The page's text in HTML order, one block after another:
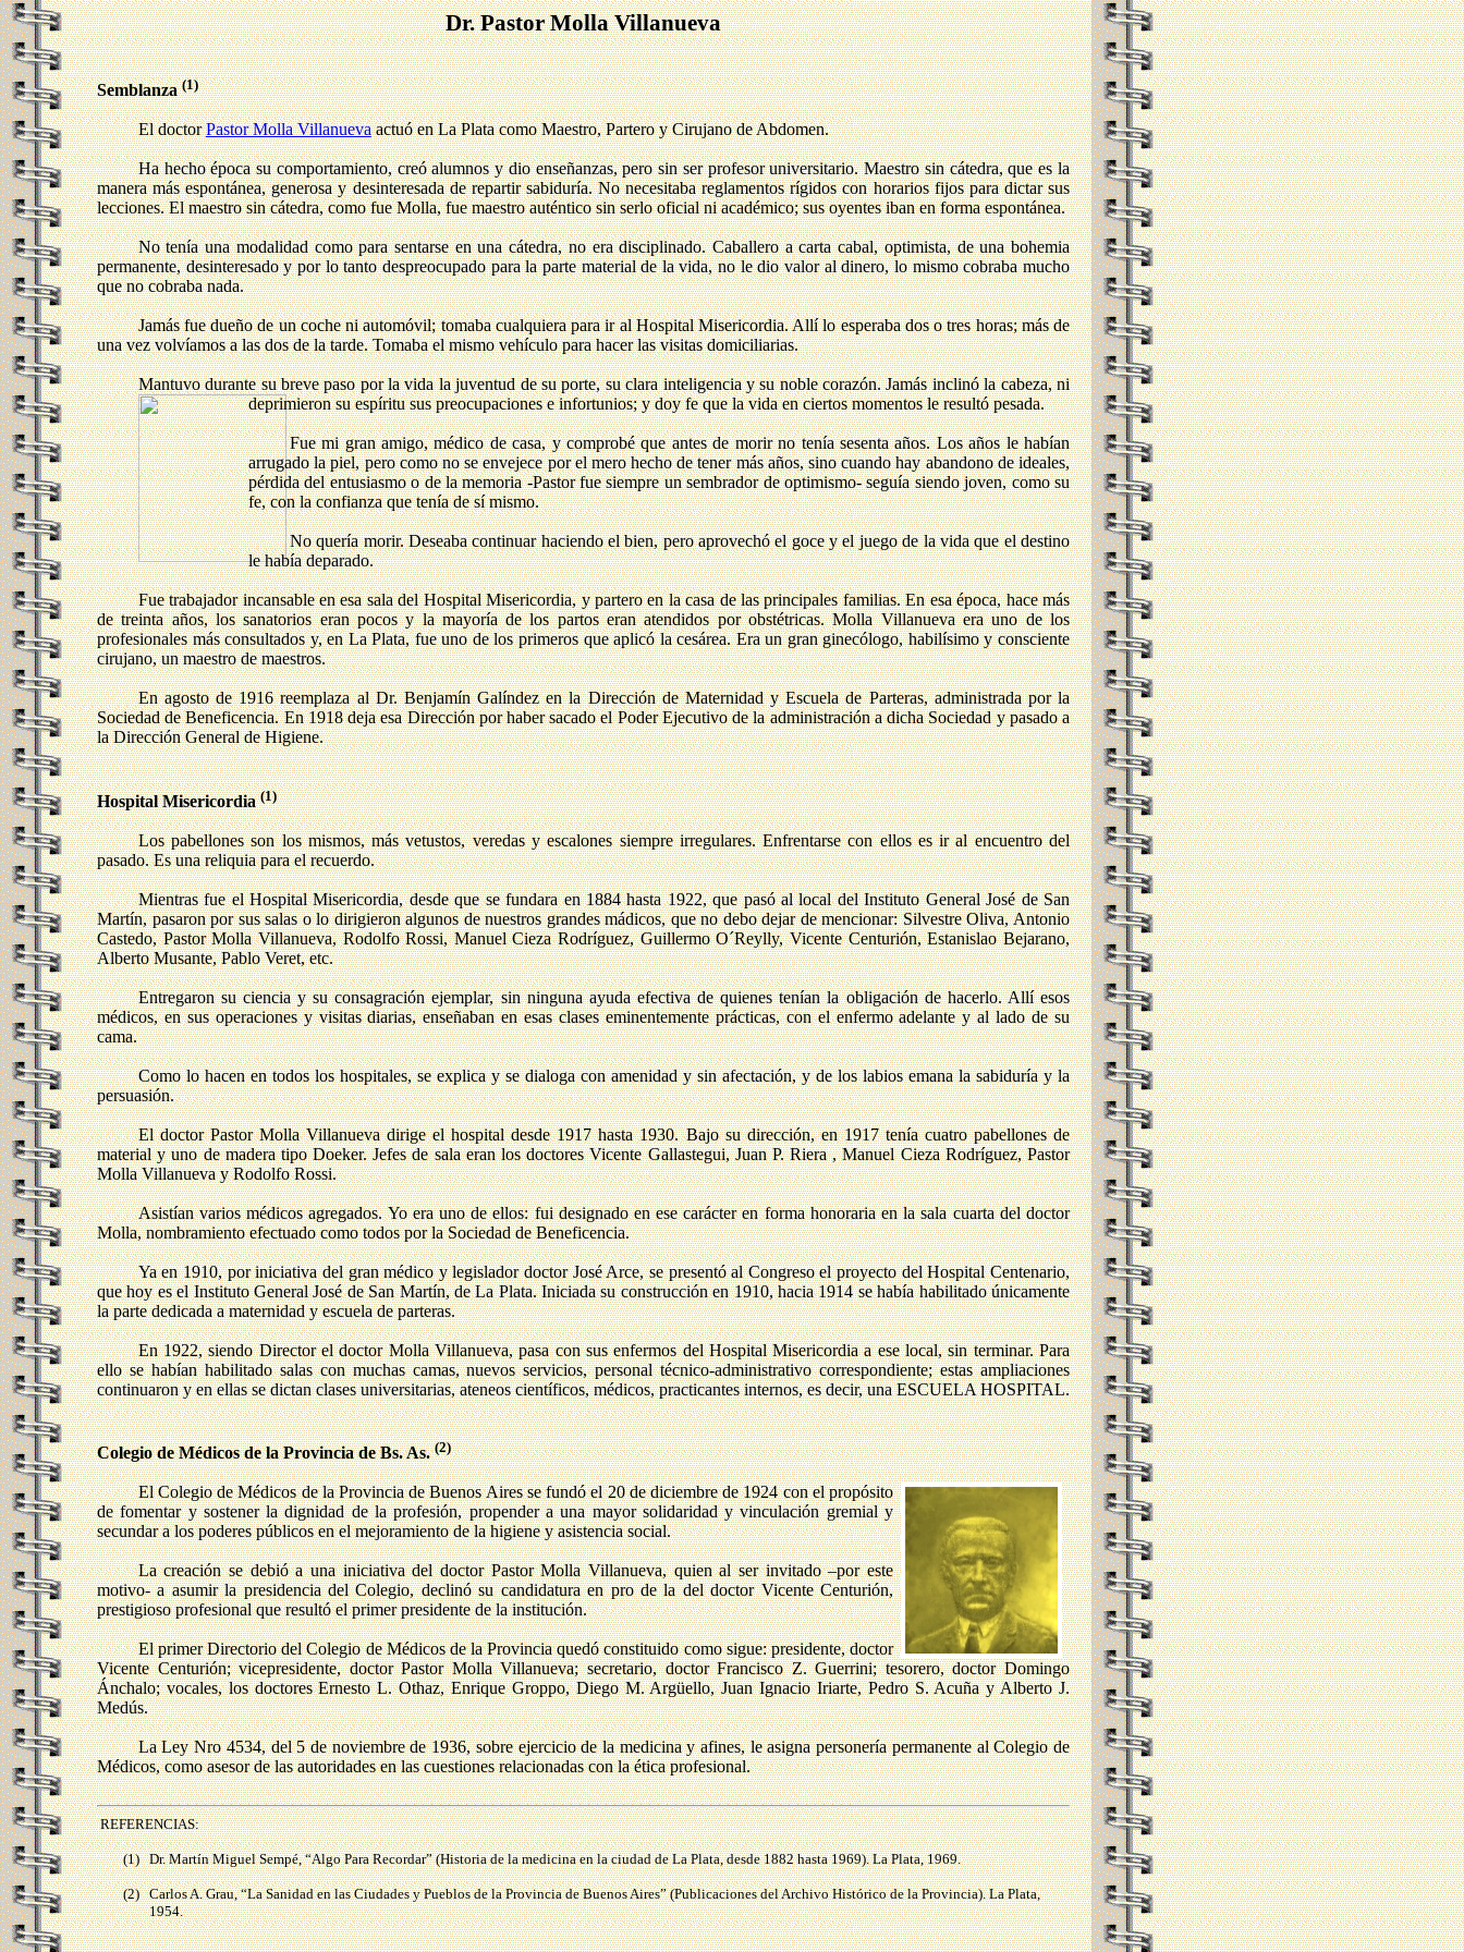
Dr. Pastor Molla Villanueva
Semblanza(1)
El doctorPastor Molla Villanuevaactuó en La Plata como Maestro, Partero y Cirujano de Abdomen.
Ha hecho época su comportamiento, creó alumnos y dio enseñanzas, pero sin ser profesor universitario. Maestro sin cátedra, que es la
manera más espontánea, generosa y desinteresada de repartir sabiduría. No necesitaba reglamentos rígidos con horarios fijos para dictar sus
lecciones. El maestro sin cátedra, como fue Molla, fue maestro auténtico sin serlo oficial ni académico; sus oyentes iban en forma espontánea.
No tenía una modalidad como para sentarse en una cátedra, no era disciplinado. Caballero a carta cabal, optimista, de una bohemia
permanente, desinteresado y por lo tanto despreocupado para la parte material de la vida, no le dio valor al dinero, lo mismo cobraba mucho
que no cobraba nada.
Jamás fue dueño de un coche ni automóvil; tomaba cualquiera para ir al Hospital Misericordia. Allí lo esperaba dos o tres horas; más de
una vez volvíamos a las dos de la tarde. Tomaba el mismo vehículo para hacer las visitas domiciliarias.
Mantuvo durante su breve paso por la vida la juventud de su porte, su clara inteligencia y su noble corazón. Jamás inclinó la cabeza, ni
deprimieron su espíritu sus preocupaciones e infortunios; y doy fe que la vida en ciertos momentos le resultó pesada.
Fue mi gran amigo, médico de casa, y comprobé que antes de morir no tenía sesenta años. Los años le habían
arrugado la piel, pero como no se envejece por el mero hecho de tener más años, sino cuando hay abandono de ideales,
pérdida del entusiasmo o de la memoria -Pastor fue siempre un sembrador de optimismo- seguía siendo joven, como su
fe, con la confianza que tenía de sí mismo.
No quería morir. Deseaba continuar haciendo el bien, pero aprovechó el goce y el juego de la vida que el destino
le había deparado.
Fue trabajador incansable en esa sala del Hospital Misericordia, y partero en la casa de las principales familias. En esa época, hace más
de treinta años, los sanatorios eran pocos y la mayoría de los partos eran atendidos por obstétricas. Molla Villanueva era uno de los
profesionales más consultados y, en La Plata, fue uno de los primeros que aplicó la cesárea. Era un gran ginecólogo, habilísimo y consciente
cirujano, un maestro de maestros.
En agosto de 1916 reemplaza al Dr. Benjamín Galíndez en la Dirección de Maternidad y Escuela de Parteras, administrada por la
Sociedad de Beneficencia. En 1918 deja esa Dirección por haber sacado el Poder Ejecutivo de la administración a dicha Sociedad y pasado a
la Dirección General de Higiene.
Hospital Misericordia(1)
Los pabellones son los mismos, más vetustos, veredas y escalones siempre irregulares. Enfrentarse con ellos es ir al encuentro del
pasado. Es una reliquia para el recuerdo.
Mientras fue el Hospital Misericordia, desde que se fundara en 1884 hasta 1922, que pasó al local del Instituto General José de San
Martín, pasaron por sus salas o lo dirigieron algunos de nuestros grandes mádicos, que no debo dejar de mencionar: Silvestre Oliva, Antonio
Castedo, Pastor Molla Villanueva, Rodolfo Rossi, Manuel Cieza Rodríguez, Guillermo O´Reylly, Vicente Centurión, Estanislao Bejarano,
Alberto Musante, Pablo Veret, etc.
Entregaron su ciencia y su consagración ejemplar, sin ninguna ayuda efectiva de quienes tenían la obligación de hacerlo. Allí esos
médicos, en sus operaciones y visitas diarias, enseñaban en esas clases eminentemente prácticas, con el enfermo adelante y al lado de su
cama.
Como lo hacen en todos los hospitales, se explica y se dialoga con amenidad y sin afectación, y de los labios emana la sabiduría y la
persuasión.
El doctor Pastor Molla Villanueva dirige el hospital desde 1917 hasta 1930. Bajo su dirección, en 1917 tenía cuatro pabellones de
material y uno de madera tipo Doeker. Jefes de sala eran los doctores Vicente Gallastegui, Juan P. Riera , Manuel Cieza Rodríguez, Pastor
Molla Villanueva y Rodolfo Rossi.
Asistían varios médicos agregados. Yo era uno de ellos: fui designado en ese carácter en forma honoraria en la sala cuarta del doctor
Molla, nombramiento efectuado como todos por la Sociedad de Beneficencia.
Ya en 1910, por iniciativa del gran médico y legislador doctor José Arce, se presentó al Congreso el proyecto del Hospital Centenario,
que hoy es el Instituto General José de San Martín, de La Plata. Iniciada su construcción en 1910, hacia 1914 se había habilitado únicamente
la parte dedicada a maternidad y escuela de parteras.
En 1922, siendo Director el doctor Molla Villanueva, pasa con sus enfermos del Hospital Misericordia a ese local, sin terminar. Para
ello se habían habilitado salas con muchas camas, nuevos servicios, personal técnico-administrativo correspondiente; estas ampliaciones
continuaron y en ellas se dictan clases universitarias, ateneos científicos, médicos, practicantes internos, es decir, una ESCUELA HOSPITAL.
Colegio de Médicos de la Provincia de Bs. As.(2)
El Colegio de Médicos de la Provincia de Buenos Aires se fundó el 20 de diciembre de 1924 con el propósito
de fomentar y sostener la dignidad de la profesión, propender a una mayor solidaridad y vinculación gremial y
secundar a los poderes públicos en el mejoramiento de la higiene y asistencia social.
La creación se debió a una iniciativa del doctor Pastor Molla Villanueva, quien al ser invitado –por este
motivo- a asumir la presidencia del Colegio, declinó su candidatura en pro de la del doctor Vicente Centurión,
prestigioso profesional que resultó el primer presidente de la institución.
El primer Directorio del Colegio de Médicos de la Provincia quedó constituido como sigue: presidente, doctor
Vicente Centurión; vicepresidente, doctor Pastor Molla Villanueva; secretario, doctor Francisco Z. Guerrini; tesorero, doctor Domingo
Ánchalo; vocales, los doctores Ernesto L. Othaz, Enrique Groppo, Diego M. Argüello, Juan Ignacio Iriarte, Pedro S. Acuña y Alberto J.
Medús.
La Ley Nro 4534, del 5 de noviembre de 1936, sobre ejercicio de la medicina y afines, le asigna personería permanente al Colegio de
Médicos, como asesor de las autoridades en las cuestiones relacionadas con la ética profesional.
REFERENCIAS:
(1) Dr. Martín Miguel Sempé, “Algo Para Recordar” (Historia de la medicina en la ciudad de La Plata, desde 1882 hasta 1969). La Plata, 1969.
(2) Carlos A. Grau, “La Sanidad en las Ciudades y Pueblos de la Provincia de Buenos Aires” (Publicaciones del Archivo Histórico de la Provincia). La Plata,
1954.